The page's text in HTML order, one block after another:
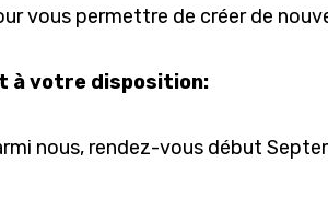
vous permettre de créer de
à votre disposition:
nous, rendez-vous début